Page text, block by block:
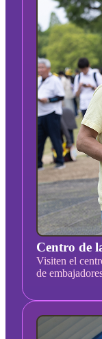
Centro de
Visiten el
de